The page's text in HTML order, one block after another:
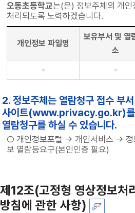
오동초등학교는(은) 정보주체의 개인
처리되도록 노력하겠습니다.
개인정보 파일명
보유부서 및 열
소
- -
2. 정보주체는 열람청구 접수 부
사이트(www.privacy.go.kr)를
열람청구를 하실 수 있습니다.
○ 개인정보포털 → 개인서비스 → 정
보 열람등요구(본인인증 필요)
제12조(고정형 영상정보처
방침에 관한 사항)